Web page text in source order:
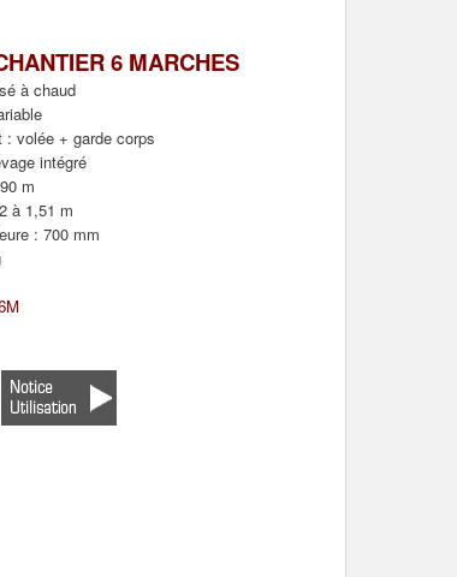
6 MARCHES
à chaud
: volée + garde corps
intégré
m
à 1,51 m
: 700 mm